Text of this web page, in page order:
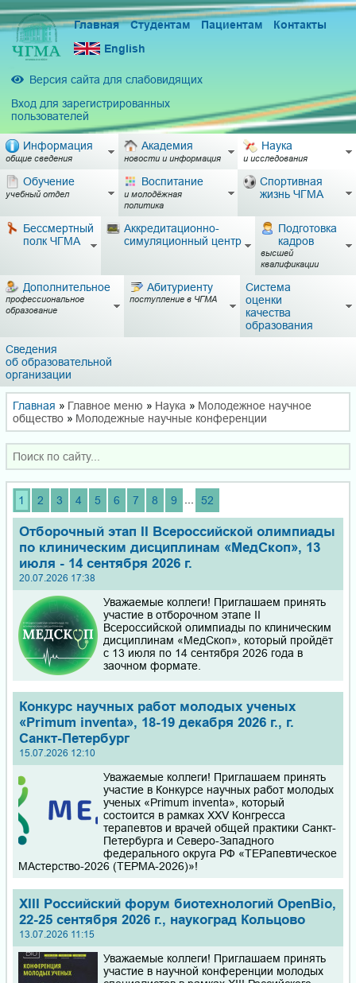
Главная Студентам Пациентам
Контакты
English
Версия сайта для слабовидящих
Вход для зарегистрированных
пользователей
Информация
общие сведения
Академия
новости и информация
Наука
и исследования
Обучение
учебный отдел
Воспитание
и молодёжная
политика
Спортивная
жизнь ЧГМА
Бессмертный
полк ЧГМА
Аккредитационно-
симуляционный центр
Подготовка
кадров
высшей
квалификации
Дополнительное
профессиональное
образование
Абитуриенту
поступление в ЧГМА
Система
оценки
качества
образования
Сведения
об образовательной
организации
Главная » Главное меню » Наука » Молодежное научное
общество » Молодежные научные конференции
1 2 3 4 5 6 7 8 9 52
Отборочный этап II Всероссийской олимпиады
по клиническим дисциплинам «МедСкоп», 13
июля - 14 сентября 2026 г.
20.07.2026 17:38
Уважаемые коллеги! Приглашаем принять
участие в отборочном этапе II
Всероссийской олимпиады по клиническим
дисциплинам «МедСкоп», который пройдёт
с 13 июля по 14 сентября 2026 года в
заочном формате.
Конкурс научных работ молодых ученых
«Primum inventa», 18-19 декабря 2026 г., г.
Санкт-Петербург
15.07.2026 12:10
Уважаемые коллеги! Приглашаем принять
участие в Конкурсе научных работ молодых
ученых «Primum inventa», который
состоится в рамках XXV Конгресса
терапевтов и врачей общей практики Санкт-
Петербурга и Северо-Западного
федерального округа РФ «ТЕРапевтическое
МАстерство-2026 (ТЕРМА-2026)»!
XIII Российский форум биотехнологий OpenBio,
22-25 сентября 2026 г., наукоград Кольцово
13.07.2026 11:15
Уважаемые коллеги! Приглашаем принять
участие в научной конференции молодых